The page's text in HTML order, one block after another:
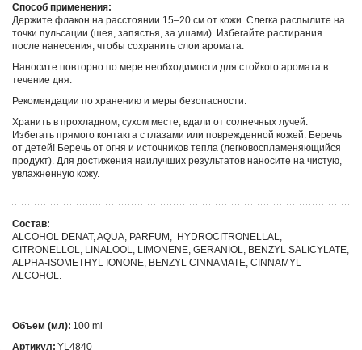
Способ применения:
Держите флакон на расстоянии 15–20 см от кожи. Слегка распылите на
точки пульсации (шея, запястья, за ушами). Избегайте растирания
после нанесения, чтобы сохранить слои аромата.
Наносите повторно по мере необходимости для стойкого аромата в
течение дня.
Рекомендации по хранению и меры безопасности:
Хранить в прохладном, сухом месте, вдали от солнечных лучей.
Избегать прямого контакта с глазами или поврежденной кожей. Беречь
от детей! Беречь от огня и источников тепла (легковоспламеняющийся
продукт). Для достижения наилучших результатов наносите на чистую,
увлажненную кожу.
Состав:
ALCOHOL DENAT, AQUA, PARFUM, HYDROCITRONELLAL,
CITRONELLOL, LINALOOL, LIMONENE, GERANIOL, BENZYL SALICYLATE,
ALPHA-ISOMETHYL IONONE, BENZYL CINNAMATE, CINNAMYL
ALCOHOL.
Объем (мл): 100 ml
Артикул: YL4840